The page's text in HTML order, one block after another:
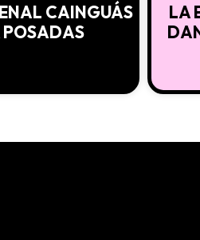
CAINGUÁS
POSADAS
LA